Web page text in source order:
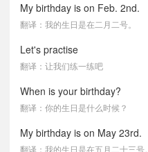
My birthday is on Feb. 2nd.
翻译：我的生日是在二月二号。
Let's practise
翻译：让我们练一练吧
When is your birthday?
翻译：你的生日是什么时候？
My birthday is on May 23rd.
翻译：我的生日是在五月二十三号。